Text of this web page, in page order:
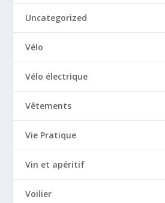
Uncategorized
Vélo
Vélo électrique
Vêtements
Vie Pratique
Vin et apéritif
Voilier